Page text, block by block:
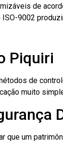
de
9002
Piquiri
de
muito
que um